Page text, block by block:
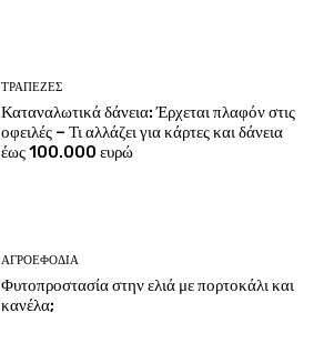
ΤΡΆΠΕΖΕΣ
Καταναλωτικά δάνεια: Έρχεται πλαφόν στις
οφειλές – Τι αλλάζει για κάρτες και δάνεια
έως 100.000 ευρώ
ΑΓΡΟΕΦΌΔΙΑ
Φυτοπροστασία στην ελιά με πορτοκάλι και
κανέλα;